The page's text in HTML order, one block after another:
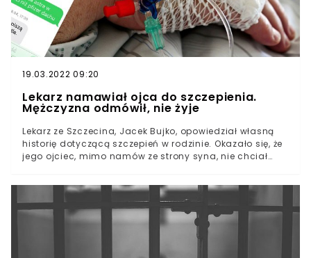
19.03.2022 09:20
Lekarz namawiał ojca do szczepienia.
Mężczyzna odmówił, nie żyje
Lekarz ze Szczecina, Jacek Bujko, opowiedział własną
historię dotyczącą szczepień w rodzinie. Okazało się, że
jego ojciec, mimo namów ze strony syna, nie chciał
opowiadał o teoriach spiskowych dot. szczepień.
Niedługo później zmarł na powikłania po koronawirusie.
Opowieść ma być przestrogą dla wszystkich
niedowiarków. Nie ma argumentów przeciw